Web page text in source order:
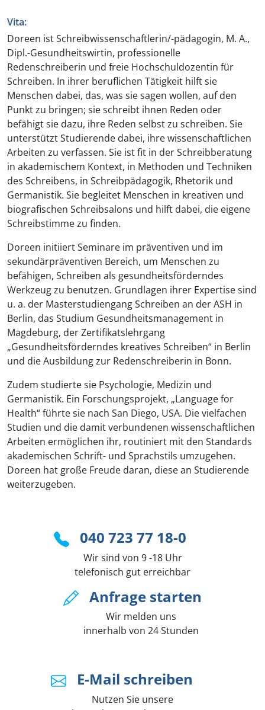
Vita:
Doreen ist Schreibwissenschaftlerin/-pädagogin, M. A.,
Dipl.-Gesundheitswirtin, professionelle
Redenschreiberin und freie Hochschuldozentin für
Schreiben. In ihrer beruflichen Tätigkeit hilft sie
Menschen dabei, das, was sie sagen wollen, auf den
Punkt zu bringen; sie schreibt ihnen Reden oder
befähigt sie dazu, ihre Reden selbst zu schreiben. Sie
unterstützt Studierende dabei, ihre wissenschaftlichen
Arbeiten zu verfassen. Sie ist fit in der Schreibberatung
in akademischem Kontext, in Methoden und Techniken
des Schreibens, in Schreibpädagogik, Rhetorik und
Germanistik. Sie begleitet Menschen in kreativen und
biografischen Schreibsalons und hilft dabei, die eigene
Schreibstimme zu finden.
Doreen initiiert Seminare im präventiven und im
sekundärpräventiven Bereich, um Menschen zu
befähigen, Schreiben als gesundheitsförderndes
Werkzeug zu benutzen. Grundlagen ihrer Expertise sind
u. a. der Masterstudiengang Schreiben an der ASH in
Berlin, das Studium Gesundheitsmanagement in
Magdeburg, der Zertifikatslehrgang
„Gesundheitsförderndes kreatives Schreiben“ in Berlin
und die Ausbildung zur Redenschreiberin in Bonn.
Zudem studierte sie Psychologie, Medizin und
Germanistik. Ein Forschungsprojekt, „Language for
Health“ führte sie nach San Diego, USA. Die vielfachen
Studien und die damit verbundenen wissenschaftlichen
Arbeiten ermöglichen ihr, routiniert mit den Standards
akademischen Schrift- und Sprachstils umzugehen.
Doreen hat große Freude daran, diese an Studierende
weiterzugeben.
040 723 77 18-0
Wir sind von 9 -18 Uhr
telefonisch gut erreichbar
Anfrage starten
Wir melden uns
innerhalb von 24 Stunden
E-Mail schreiben
Nutzen Sie unsere